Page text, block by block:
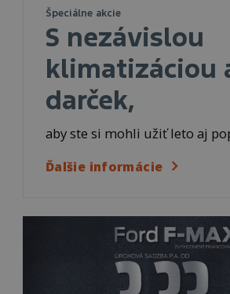
Špeciálne akcie
S nezávislou
klimatizáciou
darček,
aby ste si mohli užiť leto aj
Ďalšie informácie